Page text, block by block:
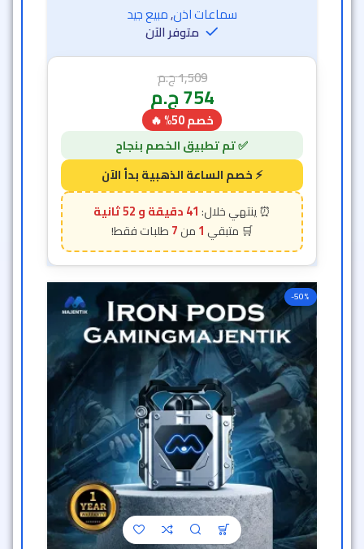
سماعات اذن,مبيع جيد
متوفر الآن
1,509ج.م
754ج.م
خصم 50% 🔥
41 دقيقة و 50 ثانية
1
7
-50%